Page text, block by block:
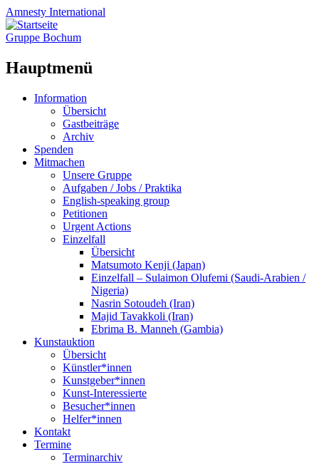
Amnesty International
Gruppe Bochum
Hauptmenü
Zum
Information
Übersicht
Gastbeiträge
Archiv
Spenden
Mitmachen
Unsere Gruppe
Aufgaben / Jobs / Praktika
English-speaking group
Petitionen
Urgent Actions
Einzelfall
Übersicht
Matsumoto Kenji (Japan)
Einzelfall – Sulaimon Olufemi (Saudi-Arabien /
Nigeria)
Nasrin Sotoudeh (Iran)
Majid Tavakkoli (Iran)
Ebrima B. Manneh (Gambia)
Kunstauktion
Übersicht
Künstler*innen
Kunstgeber*innen
Kunst-Interessierte
Besucher*innen
Helfer*innen
Kontakt
Termine
Terminarchiv